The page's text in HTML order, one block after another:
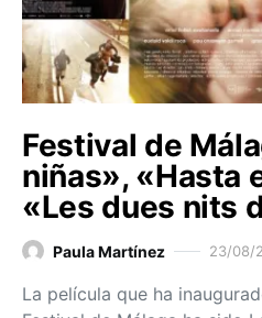
Festival de
niñas», «Hasta
«Les dues nits
Paula Martínez 23/08/
La película que ha